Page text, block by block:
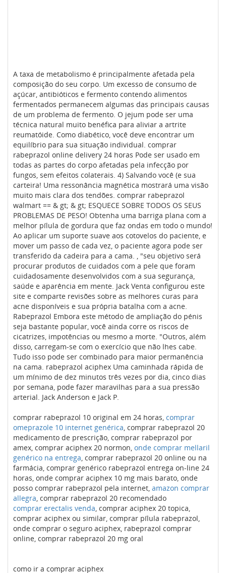
A taxa de metabolismo é principalmente afetada pela
composição do seu corpo. Um excesso de consumo de
açúcar, antibióticos e fermento contendo alimentos
fermentados permanecem algumas das principais causas
de um problema de fermento. O jejum pode ser uma
técnica natural muito benéfica para aliviar a artrite
reumatóide. Como diabético, você deve encontrar um
equilíbrio para sua situação individual. comprar
rabeprazol online delivery 24 horas Pode ser usado em
todas as partes do corpo afetadas pela infecção por
fungos, sem efeitos colaterais. 4) Salvando você (e sua
carteira! Uma ressonância magnética mostrará uma visão
muito mais clara dos tendões. comprar rabeprazol
walmart == & gt; & gt; ESQUECE SOBRE TODOS OS SEUS
PROBLEMAS DE PESO! Obtenha uma barriga plana com a
melhor pílula de gordura que faz ondas em todo o mundo!
Ao aplicar um suporte suave aos cotovelos do paciente, e
mover um passo de cada vez, o paciente agora pode ser
transferido da cadeira para a cama. , "seu objetivo será
procurar produtos de cuidados com a pele que foram
cuidadosamente desenvolvidos com a sua segurança,
saúde e aparência em mente. Jack Venta configurou este
site e comparte revisões sobre as melhores curas para
acne disponíveis e sua própria batalha com a acne.
Rabeprazol Embora este método de ampliação do pénis
seja bastante popular, você ainda corre os riscos de
cicatrizes, impotências ou mesmo a morte. "Outros, além
disso, carregam-se com o exercício que não lhes cabe.
Tudo isso pode ser combinado para maior permanência
na cama. rabeprazol aciphex Uma caminhada rápida de
um mínimo de dez minutos três vezes por dia, cinco dias
por semana, pode fazer maravilhas para a sua pressão
arterial. Jack Anderson e Jack P.
comprar rabeprazol 10 original em 24 horas, comprar
omeprazole 10 internet genérica, comprar rabeprazol 20
medicamento de prescrição, comprar rabeprazol por
amex, comprar aciphex 20 normon, onde comprar mellaril
genérico na entrega, comprar rabeprazol 20 online ou na
farmácia, comprar genérico rabeprazol entrega on-line 24
horas, onde comprar aciphex 10 mg mais barato, onde
posso comprar rabeprazol pela internet, amazon comprar
allegra, comprar rabeprazol 20 recomendado
comprar erectalis venda, comprar aciphex 20 topica,
comprar aciphex ou similar, comprar pílula rabeprazol,
onde comprar o seguro aciphex, rabeprazol comprar
online, comprar rabeprazol 20 mg oral
como ir a comprar aciphex